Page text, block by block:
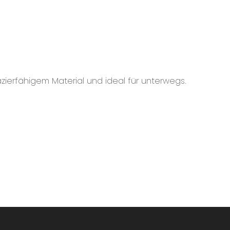
Material und ideal für unterwegs.